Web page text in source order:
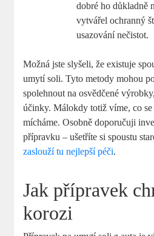
dobré ho důkladně
vytvářel ochranný
usazování nečistot.
Možná jste slyšeli, že existuje
umytí soli. Tyto metody mohou
spolehnout na osvědčené
účinky. Málokdy totiž víme, co
mícháme. Osobně doporučuji
přípravku – ušetříte si spoustu
zaslouží tu nejlepší péči.
Jak přípravek
korozi